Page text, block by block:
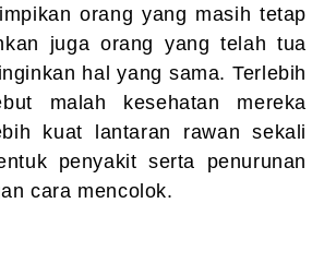
orang yang masih tetap
juga orang yang telah tua
hal yang sama. Terlebih
malah kesehatan mereka
kuat lantaran rawan sekali
penyakit serta penurunan
cara mencolok.